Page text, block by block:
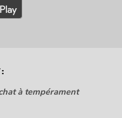
à tempérament